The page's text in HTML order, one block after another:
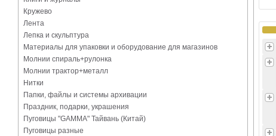
Кружево
Лента
Лепка и скульптура
Материалы для упаковки и оборудование для магазинов
Молнии спираль+рулонка
Молнии трактор+металл
Нитки
Папки, файлы и системы архивации
Праздник, подарки, украшения
Пуговицы "GAMMA" Тайвань (Китай)
Пуговицы разные